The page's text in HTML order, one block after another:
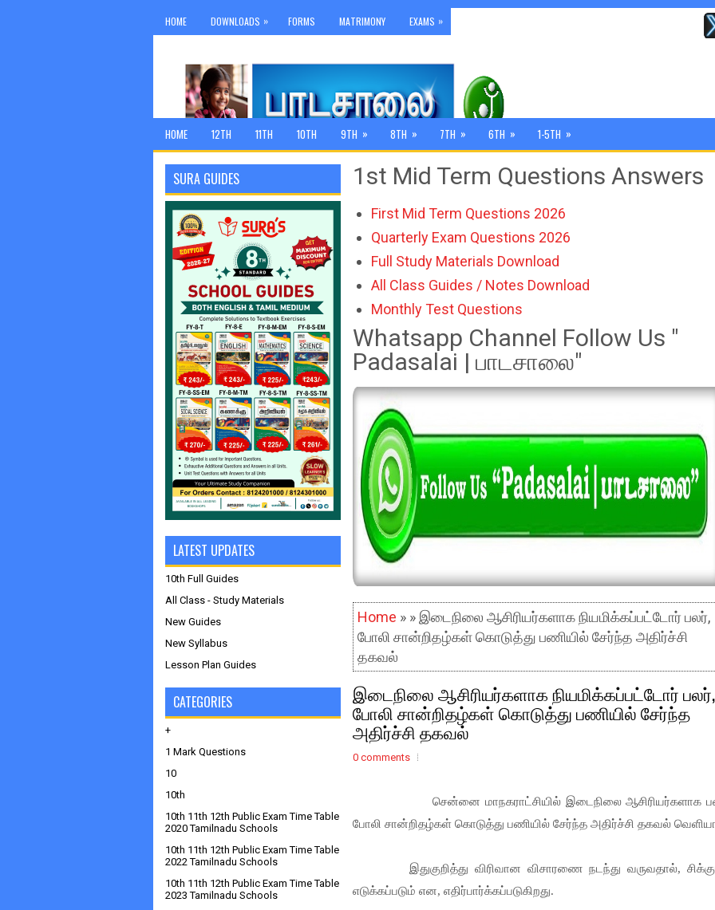
HOME DOWNLOADS » FORMS MATRIMONY EXAMS »
HOME 12TH 11TH 10TH 9TH » 8TH » 7TH » 6TH » 1-5TH »
1st Mid Term Questions Answers
First Mid Term Questions 2026
Quarterly Exam Questions 2026
Full Study Materials Download
All Class Guides / Notes Download
Monthly Test Questions
Whatsapp Channel Follow Us "
Padasalai | பாடசாலை"
Home » » இடைநிலை ஆசிரியர்களாக நியமிக்கப்பட்டோர் பலர்,
போலி சான்றிதழ்கள் கொடுத்து பணியில் சேர்ந்த அதிர்ச்சி
தகவல்
இடைநிலை ஆசிரியர்களாக நியமிக்கப்பட்டோர் பலர்,
போலி சான்றிதழ்கள் கொடுத்து பணியில் சேர்ந்த
அதிர்ச்சி தகவல்
0 comments
சென்னை மாநகராட்சியில் இடைநிலை ஆசிரியர்களாக
போலி சான்றிதழ்கள் கொடுத்து பணியில் சேர்ந்த அதிர்ச்சி தகவல்
இதுகுறித்து விரிவான விசாரணை நடந்து வருவதால்,
எடுக்கப்படும் என, எதிர்பார்க்கப்படுகிறது.
SURA GUIDES
LATEST UPDATES
10th Full Guides
All Class - Study Materials
New Guides
New Syllabus
Lesson Plan Guides
CATEGORIES
+
1 Mark Questions
10
10th
10th 11th 12th Public Exam Time Table
2020 Tamilnadu Schools
10th 11th 12th Public Exam Time Table
2022 Tamilnadu Schools
10th 11th 12th Public Exam Time Table
2023 Tamilnadu Schools